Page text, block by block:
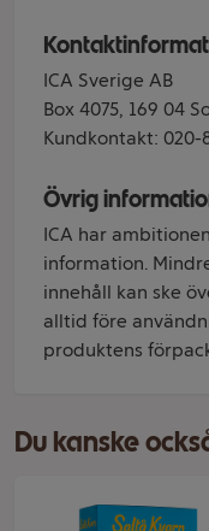
ICA Sverige AB
Box 4075, 169 04
Kundkontakt: 020-
Övrig
ICA har
information.
innehåll kan ske
alltid före
produktens
Du kanske